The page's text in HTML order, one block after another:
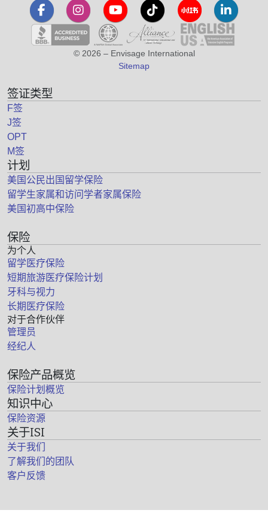
© 2026 – Envisage International
Sitemap
签证类型
F签
J签
OPT
M签
计划
美国公民出国留学保险
留学生家属和访问学者家属保险
美国初高中保险
保险
为个人
留学医疗保险
短期旅游医疗保险计划
牙科与视力
长期医疗保险
对于合作伙伴
管理员
经纪人
保险产品概览
保险计划概览
知识中心
保险资源
关于ISI
关于我们
了解我们的团队
客户反馈